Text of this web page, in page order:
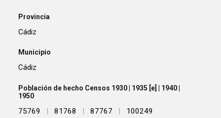
Provincia
Cádiz
Municipio
Cádiz
Población de hecho Censos 1930 | 1935 [e] | 1940 |
1950
75769 | 81768 | 87767 | 100249